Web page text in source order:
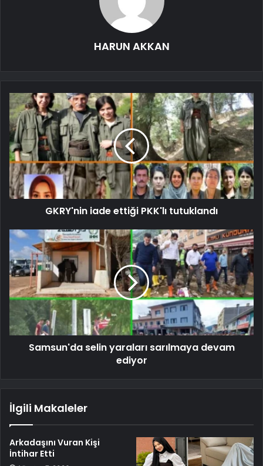
HARUN AKKAN
GKRY'nin iade ettiği PKK'lı tutuklandı
Samsun'da selin yaraları sarılmaya devam
ediyor
İlgili Makaleler
Arkadaşını Vuran Kişi
İntihar Etti